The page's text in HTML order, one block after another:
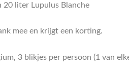
20 liter Lupulus Blanche
mee en krijgt een korting.
3 blikjes per persoon (1 van